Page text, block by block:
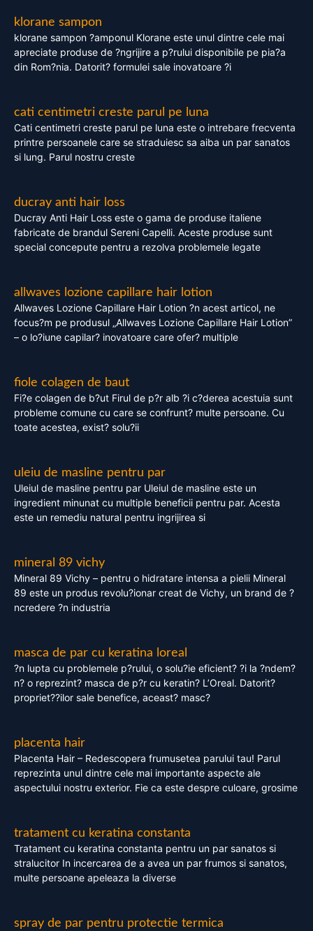
klorane sampon
klorane sampon ?amponul Klorane este unul dintre cele mai
apreciate produse de ?ngrijire a p?rului disponibile pe pia?a
din Rom?nia. Datorit? formulei sale inovatoare ?i
cati centimetri creste parul pe luna
Cati centimetri creste parul pe luna este o intrebare frecventa
printre persoanele care se straduiesc sa aiba un par sanatos
si lung. Parul nostru creste
ducray anti hair loss
Ducray Anti Hair Loss este o gama de produse italiene
fabricate de brandul Sereni Capelli. Aceste produse sunt
special concepute pentru a rezolva problemele legate
allwaves lozione capillare hair lotion
Allwaves Lozione Capillare Hair Lotion ?n acest articol, ne
focus?m pe produsul „Allwaves Lozione Capillare Hair Lotion”
– o lo?iune capilar? inovatoare care ofer? multiple
fiole colagen de baut
Fi?e colagen de b?ut Firul de p?r alb ?i c?derea acestuia sunt
probleme comune cu care se confrunt? multe persoane. Cu
toate acestea, exist? solu?ii
uleiu de masline pentru par
Uleiul de masline pentru par Uleiul de masline este un
ingredient minunat cu multiple beneficii pentru par. Acesta
este un remediu natural pentru ingrijirea si
mineral 89 vichy
Mineral 89 Vichy – pentru o hidratare intensa a pielii Mineral
89 este un produs revolu?ionar creat de Vichy, un brand de ?
ncredere ?n industria
masca de par cu keratina loreal
?n lupta cu problemele p?rului, o solu?ie eficient? ?i la ?ndem?
n? o reprezint? masca de p?r cu keratin? L’Oreal. Datorit?
propriet??ilor sale benefice, aceast? masc?
placenta hair
Placenta Hair – Redescopera frumusetea parului tau! Parul
reprezinta unul dintre cele mai importante aspecte ale
aspectului nostru exterior. Fie ca este despre culoare, grosime
tratament cu keratina constanta
Tratament cu keratina constanta pentru un par sanatos si
stralucitor In incercarea de a avea un par frumos si sanatos,
multe persoane apeleaza la diverse
spray de par pentru protectie termica